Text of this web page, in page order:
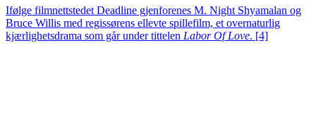
Ifølge filmnettstedet Deadline gjenforenes M. Night Shyamalan og
Bruce Willis med regissørens ellevte spillefilm, et overnaturlig
kjærlighetsdrama som går under tittelen Labor Of Love. [4]